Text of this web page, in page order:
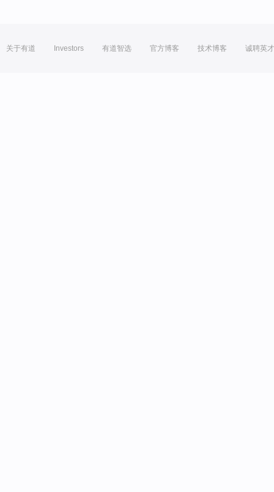
关于有道 Investors 有道智选 官方博客 技术博客 诚聘英才